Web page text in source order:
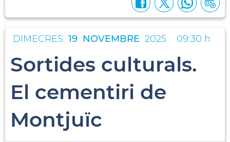
DIMECRES 19 NOVEMBRE 2025 09:30 h
Sortides culturals.
El cementiri de
Montjuïc